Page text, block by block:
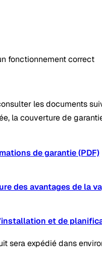
fonctionnement correct
les documents
la couverture de
de garantie (PDF)
des avantages de la
et de
sera expédié dans